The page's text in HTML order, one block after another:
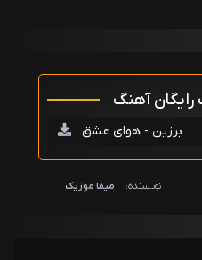
آهنگ
برزین - هوای عشق
نویسنده: میفا موزیک